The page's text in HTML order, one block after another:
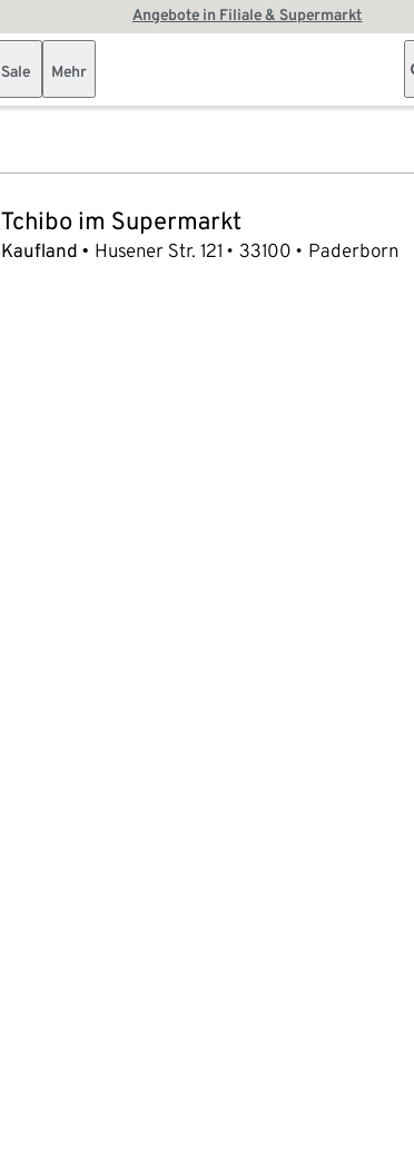
Angebote in Filiale & Supermarkt
Sale Mehr
Tchibo im Supermarkt
Kaufland Husener Str. 121 33100 Paderborn